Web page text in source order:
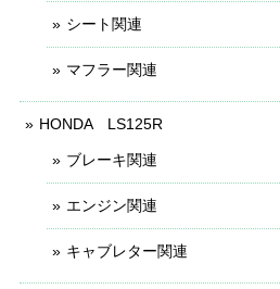
シート関連
マフラー関連
HONDA LS125R
ブレーキ関連
エンジン関連
キャブレター関連